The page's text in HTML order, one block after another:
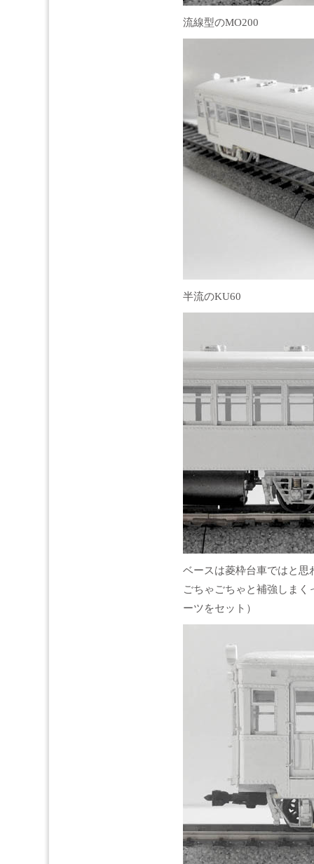
流線型のMO200
半流のKU60
ベースは菱枠台車ではと思
ごちゃごちゃと補強しま
ーツをセット）